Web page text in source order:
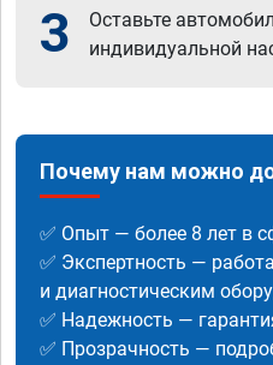
3
Оставьте
индивидуальной
Почему нам можно
✅ Опыт — более 8 лет в
✅ Экспертность —
и диагностическим
✅ Надежность —
✅ Прозрачность —